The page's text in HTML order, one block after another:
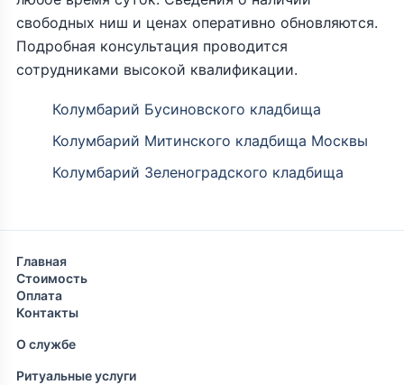
свободных ниш и ценах оперативно обновляются.
Подробная консультация проводится
сотрудниками высокой квалификации.
Колумбарий Бусиновского кладбища
Колумбарий Митинского кладбища Москвы
Колумбарий Зеленоградского кладбища
Главная
Стоимость
Оплата
Контакты
О службе
Ритуальные услуги